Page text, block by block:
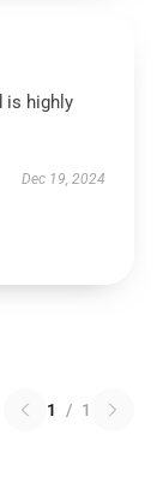
is highly
Dec 19, 2024
1 / 1